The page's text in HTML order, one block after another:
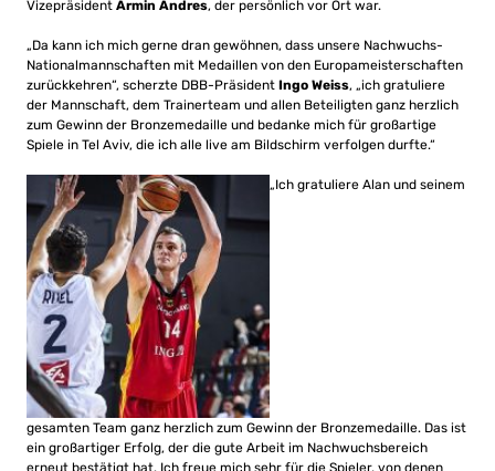
Vizepräsident Armin Andres, der persönlich vor Ort war.
„Da kann ich mich gerne dran gewöhnen, dass unsere Nachwuchs-
Nationalmannschaften mit Medaillen von den Europameisterschaften
zurückkehren“, scherzte DBB-Präsident Ingo Weiss, „ich gratuliere
der Mannschaft, dem Trainerteam und allen Beteiligten ganz herzlich
zum Gewinn der Bronzemedaille und bedanke mich für großartige
Spiele in Tel Aviv, die ich alle live am Bildschirm verfolgen durfte.“
„Ich gratuliere Alan und seinem
gesamten Team ganz herzlich zum Gewinn der Bronzemedaille. Das ist
ein großartiger Erfolg, der die gute Arbeit im Nachwuchsbereich
erneut bestätigt hat. Ich freue mich sehr für die Spieler, von denen